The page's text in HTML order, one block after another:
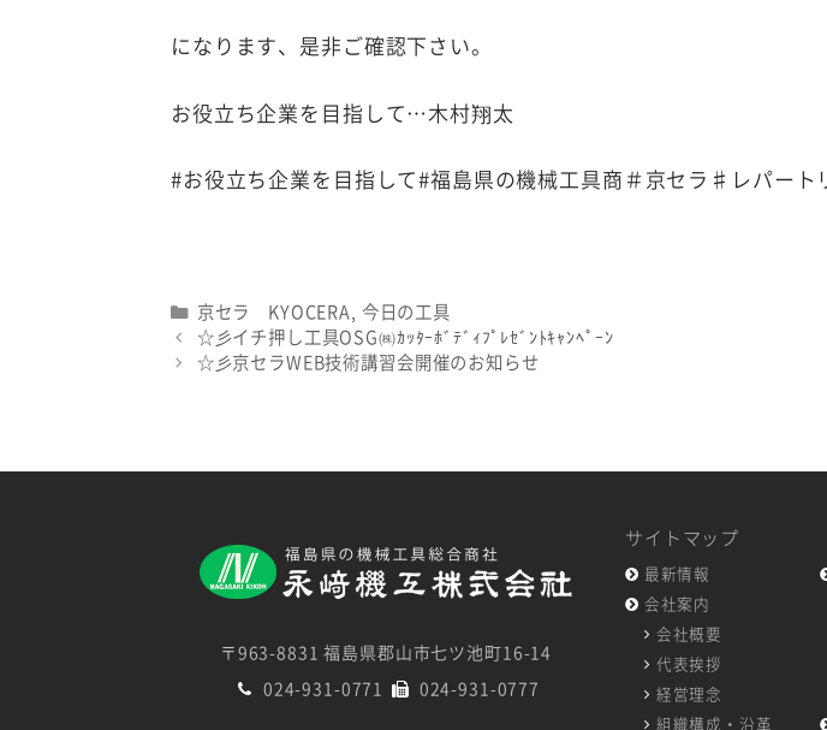
になります、是非ご確認下さい。
お役立ち企業を目指して…木村翔太
#お役立ち企業を目指して#福島県の機械工具商＃京セラ♯レパート
Categories
京セラ KYOCERA, 今日の工具
☆彡イチ押し工具OSG㈱ｶｯﾀｰﾎﾞﾃﾞｨﾌﾟﾚｾﾞﾝﾄｷｬﾝﾍﾟｰﾝ
☆彡京セラWEB技術講習会開催のお知らせ
〒963-8831 福島県郡山市七ツ池町16-14
024-931-0771
024-931-0777
サイトマップ
最新情報
会社案内
会社概要
代表挨拶
経営理念
組織構成・沿革